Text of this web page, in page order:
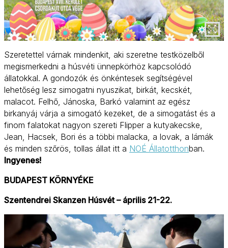
Szeretettel várnak mindenkit, aki szeretne testközelből
megismerkedni a húsvéti ünnepkörhöz kapcsolódó
állatokkal. A gondozók és önkéntesek segítségével
lehetőség lesz simogatni nyuszikat, birkát, kecskét,
malacot. Felhő, Jánoska, Barkó valamint az egész
birkanyáj várja a simogató kezeket, de a simogatást és a
finom falatokat nagyon szereti Flipper a kutyakecske,
Jean, Hacsek, Bori és a többi malacka, a lovak, a lámák
és minden szőrös, tollas állat itt a NOÉ Állatotthonban.
Ingyenes!
BUDAPEST KÖRNYÉKE
Szentendrei Skanzen Húsvét – április 21-22.